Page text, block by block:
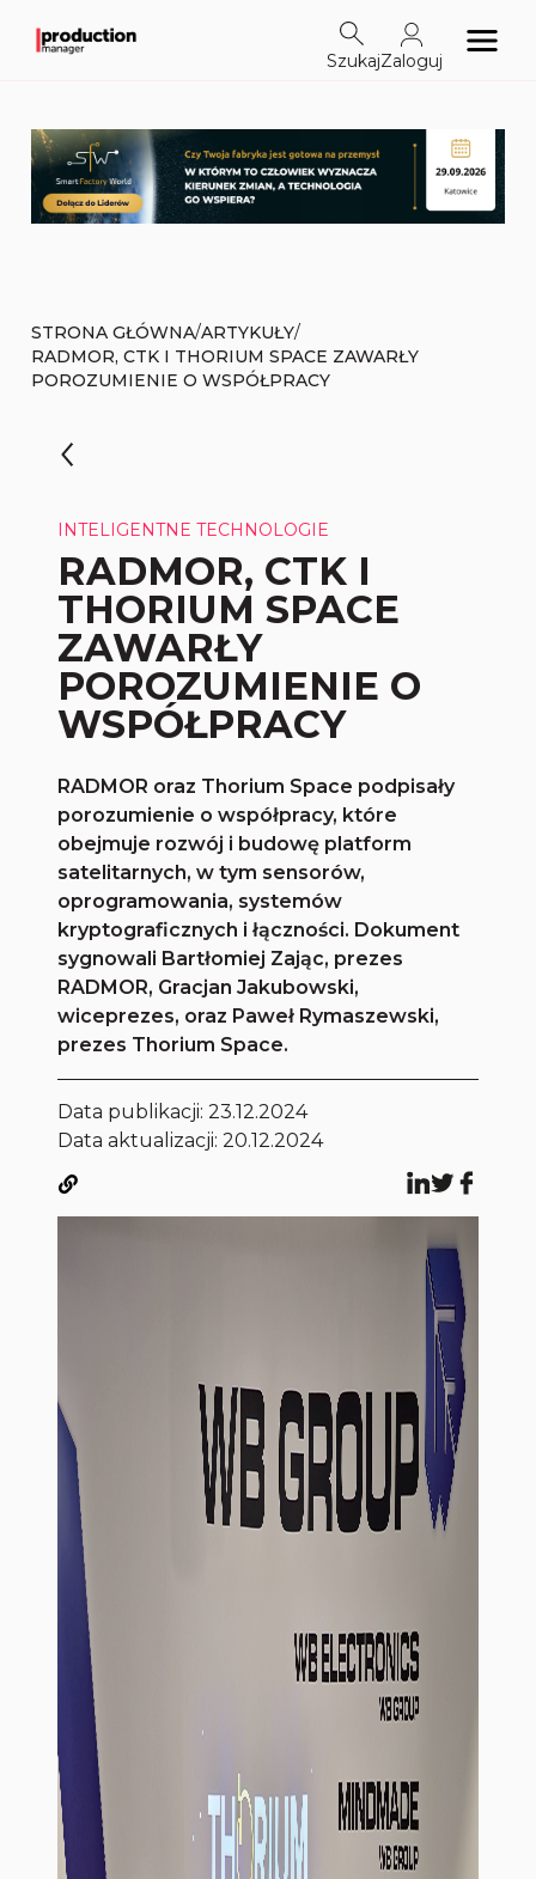
SzukajZaloguj
STRONA GŁÓWNA/ARTYKUŁY/
RADMOR, CTK I THORIUM SPACE ZAWARŁY
POROZUMIENIE O WSPÓŁPRACY
INTELIGENTNE TECHNOLOGIE
RADMOR, CTK I
THORIUM SPACE
ZAWARŁY
POROZUMIENIE O
WSPÓŁPRACY
RADMOR oraz Thorium Space podpisały
porozumienie o współpracy, które
obejmuje rozwój i budowę platform
satelitarnych, w tym sensorów,
oprogramowania, systemów
kryptograficznych i łączności. Dokument
sygnowali Bartłomiej Zając, prezes
RADMOR, Gracjan Jakubowski,
wiceprezes, oraz Paweł Rymaszewski,
prezes Thorium Space.
Data publikacji:23.12.2024
Data aktualizacji: 20.12.2024